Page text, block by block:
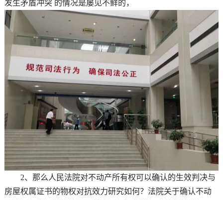
发生矛盾冲突 的情况是屡见不鲜的，
2、那么人民法院对不动产所有权可以确认的生效判决与
房屋权属证书的物权对抗效力研究如何？法院关于确认不动